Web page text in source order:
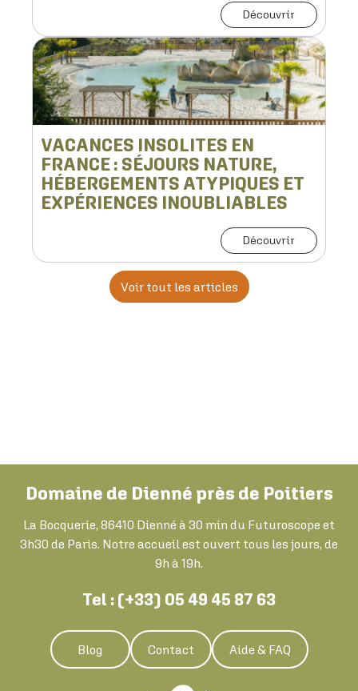
Découvrir
VACANCES INSOLITES EN
FRANCE : SÉJOURS NATURE,
HÉBERGEMENTS ATYPIQUES ET
EXPÉRIENCES INOUBLIABLES
Découvrir
Voir tout les articles
Domaine de Dienné près de Poitiers
La Bocquerie, 86410 Dienné à 30 min du Futuroscope et
3h30 de Paris. Notre accueil est ouvert tous les jours, de
9h à 19h.
Tel : (+33) 05 49 45 87 63
Blog Contact Aide & FAQ